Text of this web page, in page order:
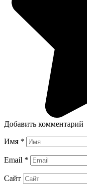
Добавить комментарий
Имя *
Email *
Сайт